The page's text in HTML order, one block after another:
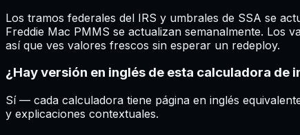
Los tramos federales del IRS y umbrales de SSA se
Freddie Mac PMMS se actualizan semanalmente. Los
así que ves valores frescos sin esperar un redeploy.
¿Hay versión en inglés de esta calculadora de
Sí — cada calculadora tiene página en inglés
y explicaciones contextuales.